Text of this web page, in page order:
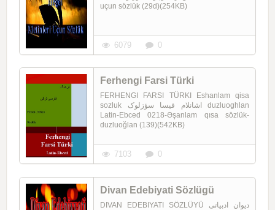
uçun sözlük (29d)(254KB)
6079 0
Ferhengi Farsi Türki
FERHENGI FARSI TÜRKI Eshanlam qisa
sozluk اشانلام قیسا سؤزلوک duzluoghlan
Latin-Ebced 0218-Əşanlam qısa sözlük-
duzluoğlan (139)(542KB)
7103 0
Divan Edebiyati Sözlügü
DIVAN EDEBIYATI SÖZLÜYÜ دیوان ادبیاتی